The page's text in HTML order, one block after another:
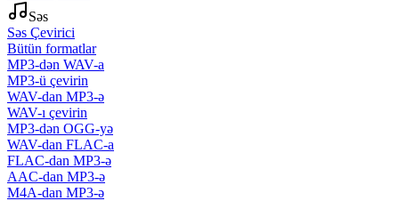
Səs
Səs Çevirici
Bütün formatlar
MP3-dən WAV-a
MP3-ü çevirin
WAV-dan MP3-ə
WAV-ı çevirin
MP3-dən OGG-yə
WAV-dan FLAC-a
FLAC-dan MP3-ə
AAC-dan MP3-ə
M4A-dan MP3-ə